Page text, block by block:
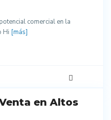
comercial en la
Hi [más]
en Altos